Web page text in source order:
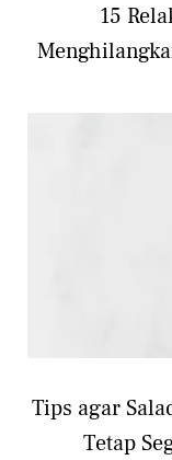
15
Tips agar
Tetap